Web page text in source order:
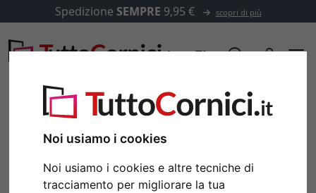
Noi usiamo i cookies
Noi usiamo i cookies e altre tecniche di
tracciamento per migliorare la tua
Spedizione SEMPRE 9,95 € scopri di più